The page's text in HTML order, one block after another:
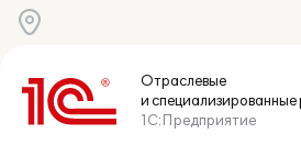
Отраслевые
и специализированные
1С:Предприятие